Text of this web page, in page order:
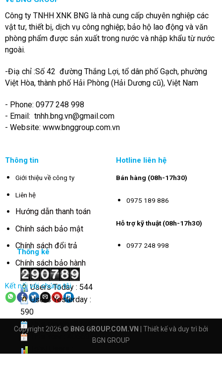
Công ty TNHH XNK BNG là nhà cung cấp chuyên nghiệp các
vật tư, thiết bị, dịch vụ công nghiệp; bảo hộ lao động và văn
phòng phẩm được sản xuất trong nước và nhập khẩu từ nước
ngoài.
-Điạ chỉ :Số 42 đường Thắng Lợi, tổ dân phố Gạch, phường
Việt Hòa, thành phố Hải Phòng (Hải Dương cũ), Việt Nam
- Phone: 0977 248 998
- Email: tnhh.bng.vn@gmail.com
- Website: www.bnggroup.com.vn
Thông tin
Giới thiệu về công ty
Liên hệ
Hướng dẫn thanh toán
Chính sách bảo mật
Chính sách đổi trả
Chính sách bảo hành
Kết nối với chúng tôi
Hotline liên hệ
Bán hàng (08h-17h30)
0975 189 886
Hỗ trợ kỹ thuật (08h-17h30)
0977 248 998
Thống kê
Users Today : 544
Users Yesterday :
590
This Month : 3346
Copyright 2026 © BNG GROUP.COM.VN
| Thiết kế và duy trì bởi
BGN GROUP